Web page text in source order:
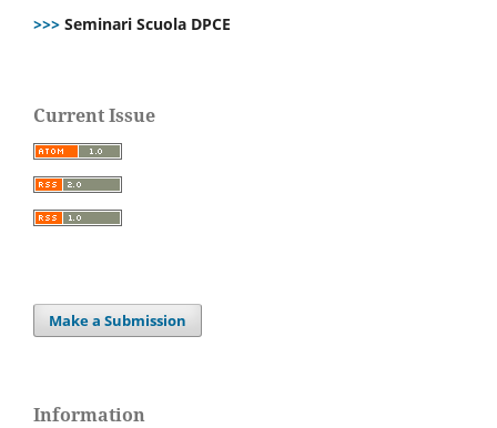
>>> Seminari Scuola DPCE
Current Issue
Make a Submission
Information